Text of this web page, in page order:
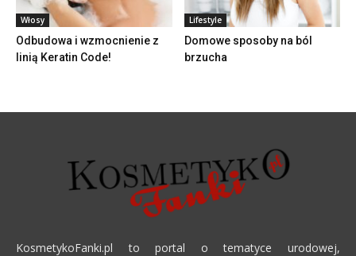
Włosy
Odbudowa i wzmocnienie z
linią Keratin Code!
Lifestyle
Domowe sposoby na ból
brzucha
KosmetykoFanki.pl to portal o tematyce urodowej,